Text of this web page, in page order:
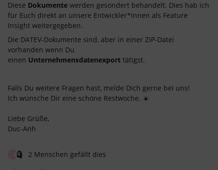
Diese Dokumente werden gesondert behandelt. Dies hab ich
für Euch direkt an unsere Entwickler*innen als Feature
Insight weitergegeben.
Die DATEV-Dokumente sind, aber in einer ZIP-Datei
vorhanden wenn Du
einen Unternehmensdatenexport tätigst.
Falls Du weitere Fragen hast, melde Dich gerne bei uns!
Ich wünsche Dir eine schöne Restwoche. ☀️
Liebe Grüße,
Duc-Anh
2 Menschen gefällt dies